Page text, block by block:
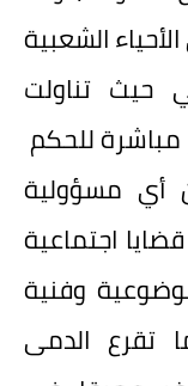
الشعبية
حيث تناولت
مباشرة للحكم
أي مسؤولية
اجتماعية
وفنية
تقرع الدمى